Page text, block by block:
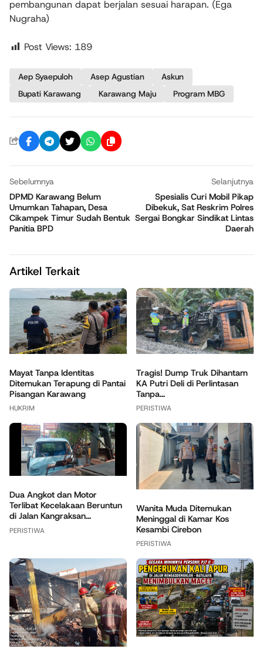
pembangunan dapat berjalan sesuai harapan. (Ega
Nugraha)
Post Views: 189
Aep Syaepuloh Asep Agustian
Askun
Bupati Karawang
Karawang Maju Program MBG
Sebelumnya
DPMD Karawang Belum
Umumkan Tahapan, Desa
Cikampek Timur Sudah Bentuk
Panitia BPD
Selanjutnya
Spesialis Curi Mobil Pikap
Dibekuk, Sat Reskrim Polres
Sergai Bongkar Sindikat Lintas
Daerah
Artikel Terkait
Mayat Tanpa Identitas
Ditemukan Terapung di Pantai
Pisangan Karawang
HUKRIM
Tragis! Dump Truk Dihantam
KA Putri Deli di Perlintasan
Tanpa...
PERISTIWA
Dua Angkot dan Motor
Terlibat Kecelakaan Beruntun
di Jalan Kangraksan...
PERISTIWA
Wanita Muda Ditemukan
Meninggal di Kamar Kos
Kesambi Cirebon
PERISTIWA